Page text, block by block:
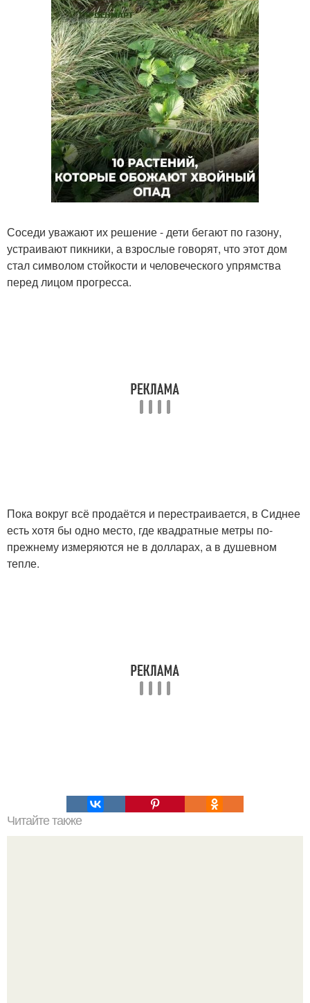
Соседи уважают их решение - дети бегают по газону,
устраивают пикники, а взрослые говорят, что этот дом
стал символом стойкости и человеческого упрямства
перед лицом прогресса.
Пока вокруг всё продаётся и перестраивается, в Сиднее
есть хотя бы одно место, где квадратные метры по-
прежнему измеряются не в долларах, а в душевном
тепле.
Читайте также